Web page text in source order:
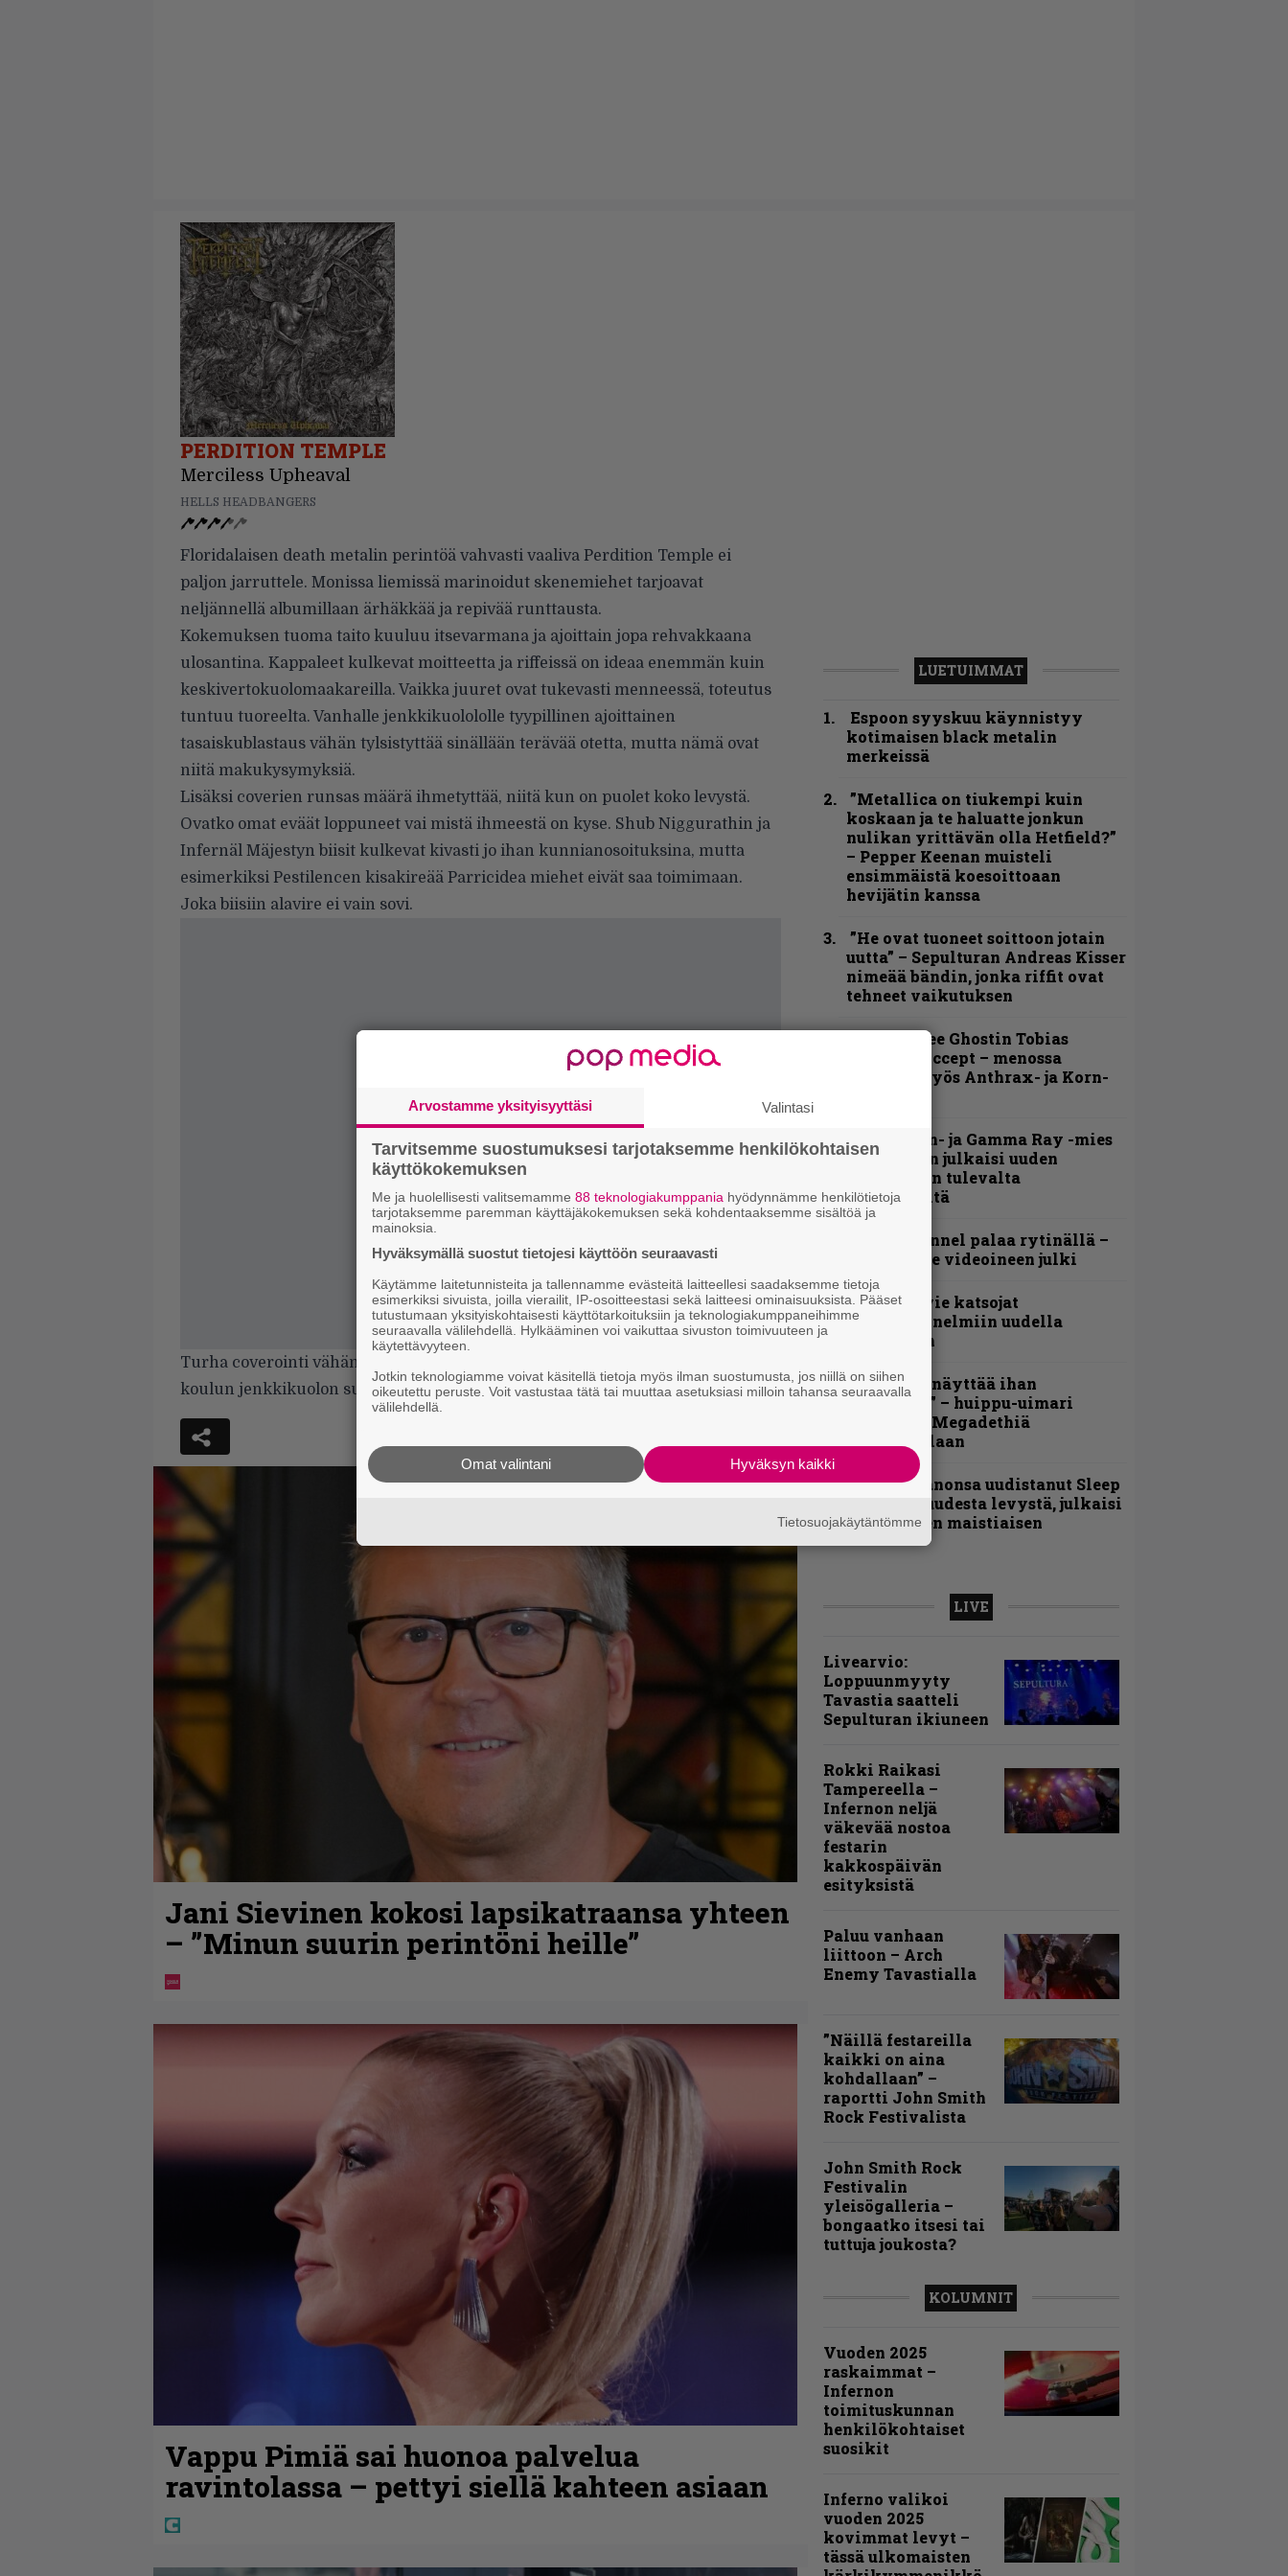
PERDITION TEMPLE
Merciless Upheaval
HELLS HEADBANGERS
Floridalaisen death metalin perintöä vahvasti vaaliva Perdition Temple ei
paljon jarruttele. Monissa liemissä marinoidut skenemiehet tarjoavat
neljännellä albumillaan ärhäkkää ja repivää runttausta.
Kokemuksen tuoma taito kuuluu itsevarmana ja ajoittain jopa rehvakkaana
ulosantina. Kappaleet kulkevat moitteetta ja riffeissä on ideaa enemmän kuin
keskivertokuolomaakareilla. Vaikka juuret ovat tukevasti menneessä, toteutus
tuntuu tuoreelta. Vanhalle jenkkikuolololle tyypillinen ajoittainen
tasaiskublastaus vähän tylsistyttää sinällään terävää otetta, mutta nämä ovat
niitä makukysymyksiä.
Lisäksi coverien runsas määrä ihmetyttää, niitä kun on puolet koko levystä.
Ovatko omat eväät loppuneet vai mistä ihmeestä on kyse. Shub Niggurathin ja
Infernäl Mäjestyn biisit kulkevat kivasti jo ihan kunnianosoituksina, mutta
esimerkiksi Pestilencen kisakireää Parricidea miehet eivät saa toimimaan.
Joka biisiin alavire ei vain sovi.
Turha coverointi vähän tiputtaa tunnelmaa, mutta muuten tässä on vanhan
koulun jenkkikuolon suurkuluttajille oikein maistuva pala.
Jani Sievinen kokosi lapsikatraansa yhteen
– ”Minun suurin perintöni heille”
Vappu Pimiä sai huonoa palvelua
ravintolassa – pettyi siellä kahteen asiaan
LUETUIMMAT
Espoon syyskuu käynnistyy
kotimaisen black metalin
merkeissä
”Metallica on tiukempi kuin
koskaan ja te haluatte jonkun
nulikan yrittävän olla Hetfield?”
– Pepper Keenan muisteli
ensimmäistä koesoittoaan
hevijätin kanssa
”He ovat tuoneet soittoon jotain
uutta” – Sepulturan Andreas Kisser
nimeää bändin, jonka riffit ovat
tehneet vaikutuksen
Näin lähtee Ghostin Tobias
Forgelta Accept – menossa
mukana myös Anthrax- ja Korn-
Helloween- ja Gamma Ray -mies
Kai Hansen julkaisi uuden
maistiaisen tulevalta
soololevyltä
Blind Channel palaa rytinällä –
tuplasingle videoineen julki
Anthrax vie katsojat
keikkatunnelmiin uudella
videollaan
”Mitalini näyttää ihan
plektralta” – huippu-uimari
jamittelee Megadethiä
palkinnollaan
Kokoonpanonsa uudistanut Sleep
tiedottaa uudesta levystä, julkaisi
myös uuden maistiaisen
LIVE
Livearvio:
Loppuunmyyty
Tavastia saatteli
Sepulturan ikiuneen
Rokki Raikasi
Tampereella –
Infernon neljä
väkevää nostoa
festarin
kakkospäivän
esityksistä
Paluu vanhaan
liittoon – Arch
Enemy Tavastialla
”Näillä festareilla
kaikki on aina
kohdallaan” –
raportti John Smith
Rock Festivalista
John Smith Rock
Festivalin
yleisögalleria –
bongaatko itsesi tai
tuttuja joukosta?
KOLUMNIT
Vuoden 2025
raskaimmat –
Infernon
toimituskunnan
henkilökohtaiset
suosikit
Inferno valikoi
vuoden 2025
kovimmat levyt –
tässä ulkomaisten
Arvostamme yksityisyyttäsi Valintasi
Tarvitsemme suostumuksesi tarjotaksemme henkilökohtaisen
käyttökokemuksen
Me ja huolellisesti valitsemamme 88 teknologiakumppania hyödynnämme henkilötietoja
tarjotaksemme paremman käyttäjäkokemuksen sekä kohdentaaksemme sisältöä ja
mainoksia.
Hyväksymällä suostut tietojesi käyttöön seuraavasti
Käytämme laitetunnisteita ja tallennamme evästeitä laitteellesi saadaksemme tietoja
esimerkiksi sivuista, joilla vierailit, IP-osoitteestasi sekä laitteesi ominaisuuksista. Pääset
tutustumaan yksityiskohtaisesti käyttötarkoituksiin ja teknologiakumppaneihimme
seuraavalla välilehdellä. Hylkääminen voi vaikuttaa sivuston toimivuuteen ja
käytettävyyteen.
Jotkin teknologiamme voivat käsitellä tietoja myös ilman suostumusta, jos niillä on siihen
oikeutettu peruste. Voit vastustaa tätä tai muuttaa asetuksiasi milloin tahansa seuraavalla
välilehdellä.
Hyväksyn kaikki
Omat valintani
Tietosuojakäytäntömme